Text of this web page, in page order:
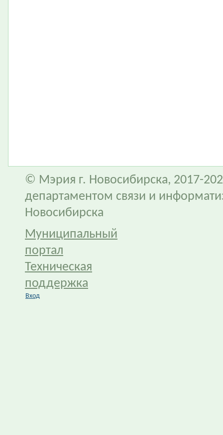
© Мэрия г. Новосибирска, 2017-
департаментом связи и
Новосибирска
Муниципальный
портал
Техническая
поддержка
Вход